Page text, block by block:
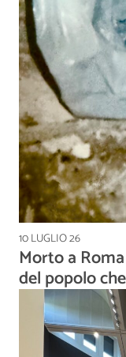
10 LUGLIO 26
Morto a
del popolo